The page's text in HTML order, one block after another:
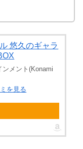
悠久のギャラ
ンメント(Konami
を見る